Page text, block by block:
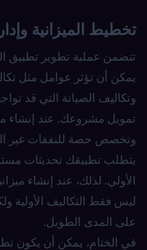
تخطيط الميزانية
تتضمن عملية تطوير تطبيق
يمكن أن تؤثر عوامل مثل
وتكاليف الصيانة التي قد
تمويل مشروعك. عند إنشاء
وتخصص حصة للنفقات غير
يتطلب تطبيقك تحديثات
الأولي. لذلك، عند إنشاء
ليس فقط التكاليف الأولية
على المدى الطويل.
في الختام، يمكن أن يكون